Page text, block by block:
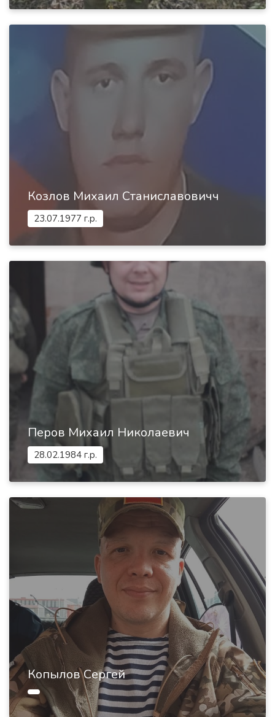
Козлов Михаил Станиславовичч
23.07.1977 г.р.
Перов Михаил Николаевич
28.02.1984 г.р.
Копылов Сергей